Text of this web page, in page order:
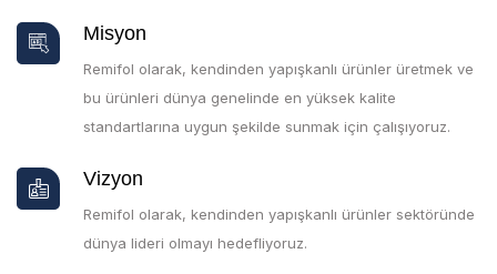
Misyon
Remifol olarak, kendinden yapışkanlı ürünler üretmek ve
bu ürünleri dünya genelinde en yüksek kalite
standartlarına uygun şekilde sunmak için çalışıyoruz.
Vizyon
Remifol olarak, kendinden yapışkanlı ürünler sektöründe
dünya lideri olmayı hedefliyoruz.